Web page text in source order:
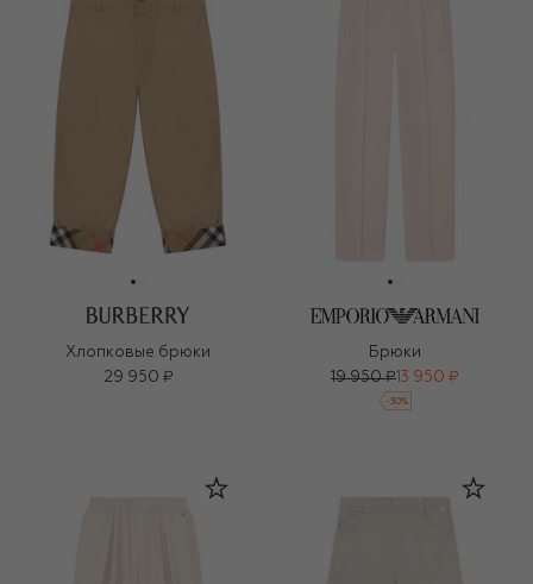
Хлопковые брюки
29 950 ₽
Брюки
19 950 ₽ 13 950 ₽
-30%